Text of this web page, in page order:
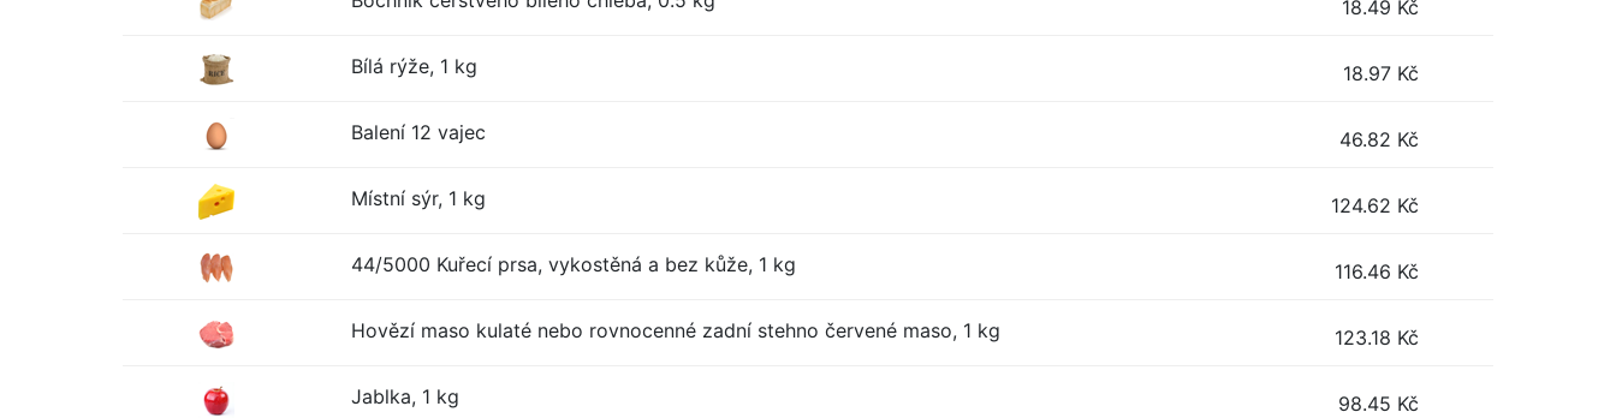
18.49 Kč
Bílá rýže, 1 kg 18.97 Kč
Balení 12 vajec 46.82 Kč
Místní sýr, 1 kg 124.62 Kč
44/5000 Kuřecí prsa, vykostěná a bez kůže, 1 kg 116.46 Kč
Hovězí maso kulaté nebo rovnocenné zadní stehno červené maso, 1 kg 123.18 Kč
Jablka, 1 kg 98.45 Kč